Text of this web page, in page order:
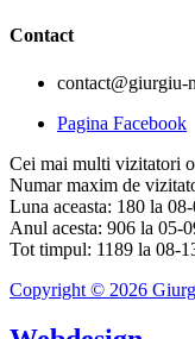
Contact
contact@giurgiu-
Pagina Facebook
Cei mai multi vizitatori
Numar maxim de
Luna aceasta: 180 la
Anul acesta: 906 la 05-
Tot timpul: 1189 la 08-
Copyright © 2026